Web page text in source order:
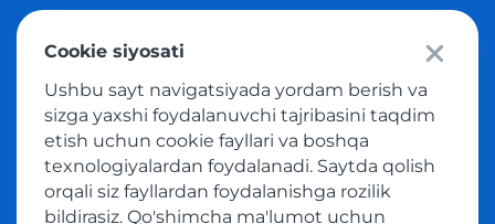
Ommaviy taklif
Tovar sotib olish xizmatidan foydalanish shartlari
Cookie siyosati
Ushbu sayt navigatsiyada yordam berish va
sizga yaxshi foydalanuvchi tajribasini taqdim
etish uchun cookie fayllari va boshqa
texnologiyalardan foydalanadi. Saytda qolish
orqali siz fayllardan foydalanishga rozilik
bildirasiz. Qo'shimcha ma'lumot uchun